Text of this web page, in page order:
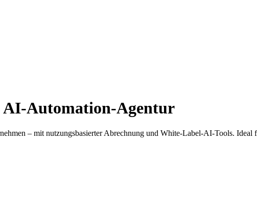
AI-Automation-Agentur
– mit nutzungsbasierter Abrechnung und White-Label-AI-Tools. Ideal